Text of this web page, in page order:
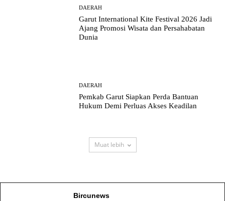
DAERAH
Garut International Kite Festival 2026 Jadi
Ajang Promosi Wisata dan Persahabatan
Dunia
DAERAH
Pemkab Garut Siapkan Perda Bantuan
Hukum Demi Perluas Akses Keadilan
Muat lebih
Bircunews